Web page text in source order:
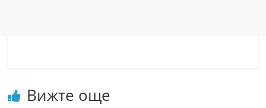
z
Вижте още